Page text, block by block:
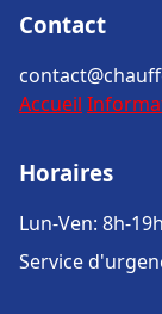
Contact
Accueil
Horaires
Lun-Ven: 8h-19h
Service